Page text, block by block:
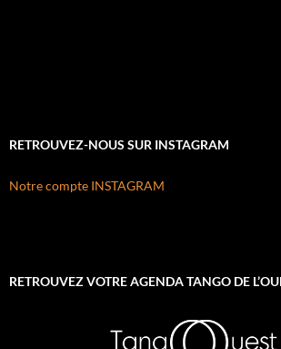
RETROUVEZ-NOUS SUR INSTAGRAM
Notre compte INSTAGRAM
RETROUVEZ VOTRE AGENDA TANGO DE